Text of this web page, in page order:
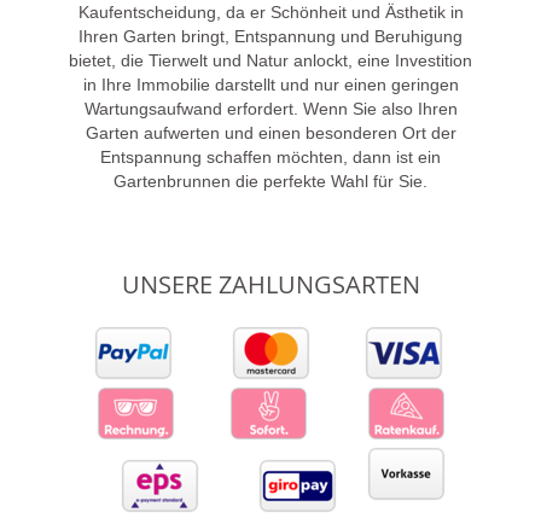
Kaufentscheidung, da er Schönheit und Ästhetik in
Ihren Garten bringt, Entspannung und Beruhigung
bietet, die Tierwelt und Natur anlockt, eine Investition
in Ihre Immobilie darstellt und nur einen geringen
Wartungsaufwand erfordert. Wenn Sie also Ihren
Garten aufwerten und einen besonderen Ort der
Entspannung schaffen möchten, dann ist ein
Gartenbrunnen die perfekte Wahl für Sie.
UNSERE ZAHLUNGSARTEN